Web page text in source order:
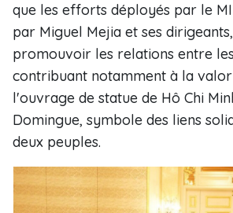
que les efforts déployés par le
par Miguel Mejia et ses
promouvoir les relations entre
contribuant notamment à la
l'ouvrage de statue de Hô Chi
Domingue, symbole des liens
deux peuples.